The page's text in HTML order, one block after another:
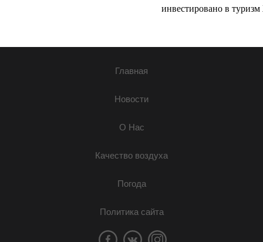
инвестировано в туризм
Главная
Новости
О Нас
Качество воздуха
Погода
Политика сайта